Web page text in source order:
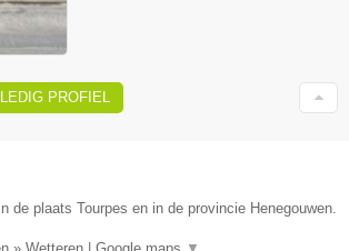
PROFIEL
de plaats Tourpes en in de provincie Henegouwen.